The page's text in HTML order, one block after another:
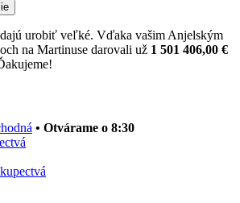
urobiť veľké. Vďaka vašim Anjelským
na Martinuse darovali už 1 501 406,00 €
• Otvárame o 8:30